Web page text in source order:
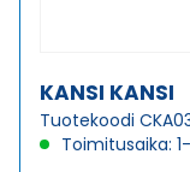
KANSI KANSI
Tuotekoodi
Toimitusaika: